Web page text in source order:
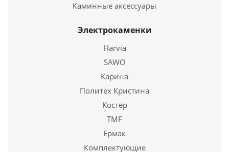
Купить в 1 клик
Каминные аксессуары
Электрокаменки
Harvia
SAWO
Карина
Политех Кристина
Костёр
TMF
Ермак
Комплектующие